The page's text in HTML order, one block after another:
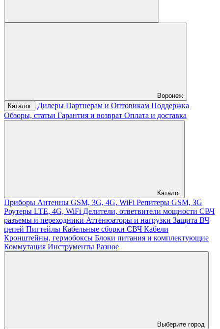
Воронеж
Каталог
Дилеры Партнерам и Оптовикам Поддержка
Обзоры, статьи Гарантия и возврат Оплата и доставка
Каталог
Приборы Антенны GSM, 3G, 4G, WiFi Репитеры GSM, 3G
Роутеры LTE, 4G, WiFi Делители, ответвители мощности СВЧ
разъемы и переходники Аттенюаторы и нагрузки Защита ВЧ
цепей Пигтейлы Кабельные сборки СВЧ Кабели
Кронштейны, гермобоксы Блоки питания и комплектующие
Коммутация Инструменты Разное
Выберите город